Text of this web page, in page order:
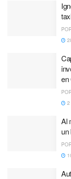
en
2
Al